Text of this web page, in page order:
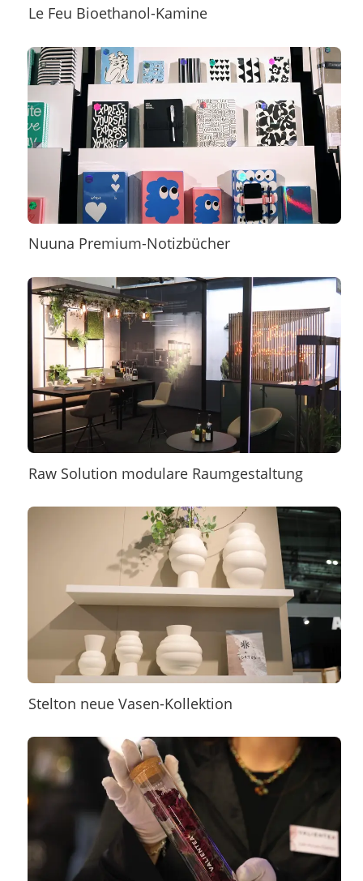
Le Feu Bioethanol-Kamine
Nuuna Premium-Notizbücher
Raw Solution modulare Raumgestaltung
Stelton neue Vasen-Kollektion